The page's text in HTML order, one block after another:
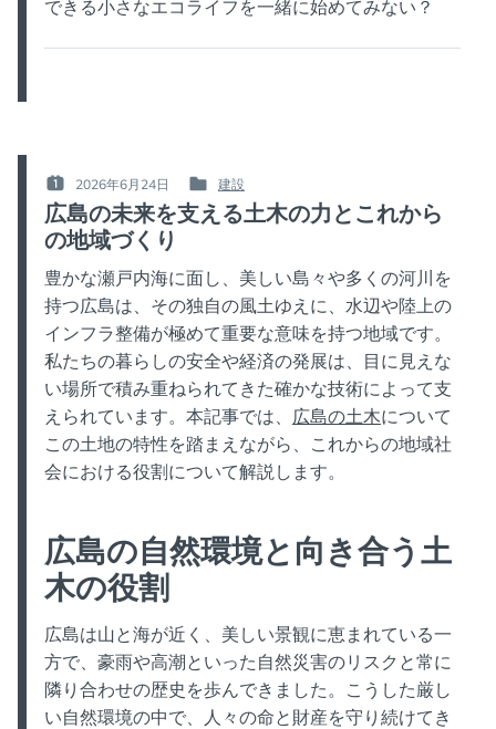
できる小さなエコライフを一緒に始めてみない？
POSTED
ON
:
2026年6月24日
POSTED
IN
建設
広島の未来を支える土木の力とこれから
の地域づくり
豊かな瀬戸内海に面し、美しい島々や多くの河川を
持つ広島は、その独自の風土ゆえに、水辺や陸上の
インフラ整備が極めて重要な意味を持つ地域です。
私たちの暮らしの安全や経済の発展は、目に見えな
い場所で積み重ねられてきた確かな技術によって支
えられています。本記事では、 広島の土木について
この土地の特性を踏まえながら、これからの地域社
会における役割について解説します。
広島の自然環境と向き合う土
木の役割
広島は山と海が近く、美しい景観に恵まれている一
方で、豪雨や高潮といった自然災害のリスクと常に
隣り合わせの歴史を歩んできました。こうした厳し
い自然環境の中で、人々の命と財産を守り続けてき